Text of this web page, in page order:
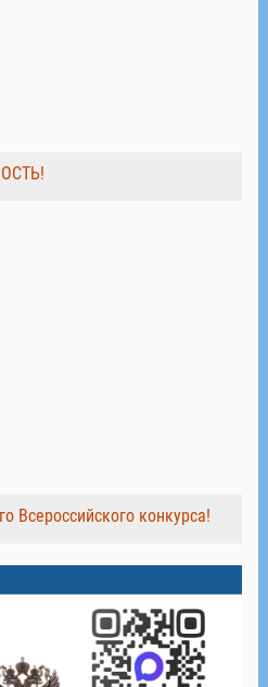
Всероссийского конкурса!